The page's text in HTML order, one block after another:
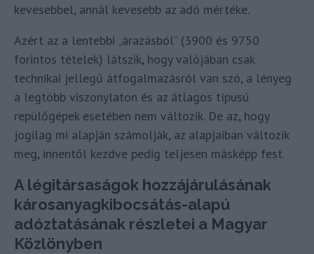
kevesebbel, annál kevesebb az adó mértéke.
Azért az a lentebbi „árazásból” (3900 és 9750
forintos tételek) látszik, hogy valójában csak
technikai jellegű átfogalmazásról van szó, a lényeg
a legtöbb viszonylaton és az átlagos típusú
repülőgépek esetében nem változik. De az, hogy
jogilag mi alapján számolják, az alapjaiban változik
meg, innentől kezdve pedig teljesen másképp fest.
A légitársaságok hozzájárulásának
károsanyagkibocsátás-alapú
adóztatásának részletei a Magyar
Közlönyben